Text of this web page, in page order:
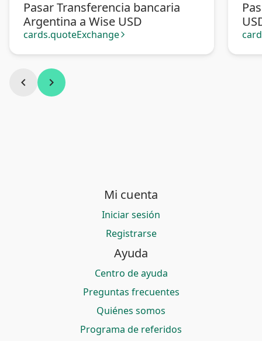
Pasar Transferencia bancaria
Argentina a Wise USD
cards.quoteExchange arrow_forward_ios
chevron_left chevron_right
Mi cuenta
Iniciar sesión
Registrarse
Ayuda
Centro de ayuda
Preguntas frecuentes
Quiénes somos
Programa de referidos